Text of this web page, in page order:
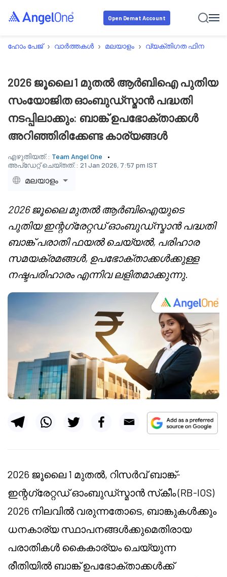
Open Demat Account
ഹോം പേജ് › വാർത്തകൾ › മലയാളം › വ്യക്തിഗത ഫിനാൻസ്
2026 ജൂലൈ 1 മുതൽ ആർ‌ബി‌ഐ പുതിയ
സംയോജിത ഓംബുഡ്‌സ്മാൻ പദ്ധതി
നടപ്പിലാക്കും: ബാങ്ക് ഉപഭോക്താക്കൾ
അറിഞ്ഞിരിക്കേണ്ട കാര്യങ്ങൾ
എഴുതിയത്:: Team Angel One
അപ്‌ഡേറ്റ് ചെയ്തത്:: 21 Jan 2026, 7:57 pm IST
മലയാളം
2026 ജൂലൈ മുതൽ ആർ‌ബി‌ഐയുടെ
പുതിയ ഇന്റഗ്രേറ്റഡ് ഓംബുഡ്‌സ്മാൻ പദ്ധതി
ബാങ്ക് പരാതി ഫയൽ ചെയ്യൽ, പരിഹാര
സമയക്രമങ്ങൾ, ഉപഭോക്താക്കൾക്കുള്ള
നഷ്ടപരിഹാരം എന്നിവ ലളിതമാക്കുന്നു.
2026 ജൂലൈ 1 മുതൽ, റിസർവ് ബാങ്ക്-
ഇന്റഗ്രേറ്റഡ് ഓംബുഡ്‌സ്മാൻ സ്‌കീം (RB-IOS)
2026 നിലവിൽ വരുന്നതോടെ, ബാങ്കുകൾക്കും
ധനകാര്യ സ്ഥാപനങ്ങൾക്കുമെതിരായ
പരാതികൾ കൈകാര്യം ചെയ്യുന്ന
രീതിയിൽ ബാങ്ക് ഉപഭോക്താക്കൾക്ക്